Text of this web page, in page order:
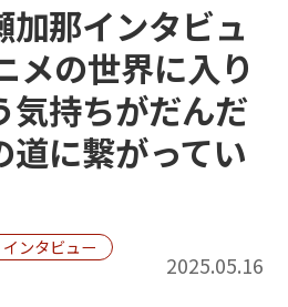
加那インタビュ
メの世界に入り
気持ちがだんだ
道に繋がってい
インタビュー
2025.05.16